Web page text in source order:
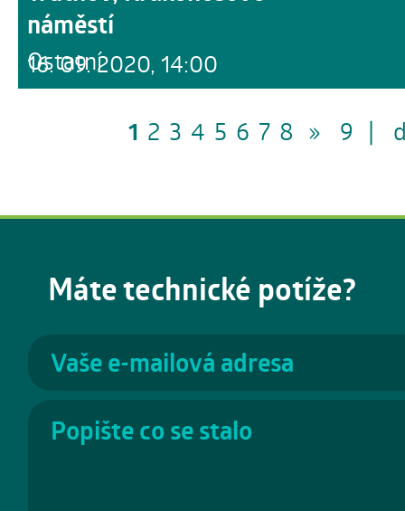
16. 09. 2020, 14:00
náměstí
Ostatní
1 2 3 4 5 6 7 8 » 9 |
Máte technické potíže?